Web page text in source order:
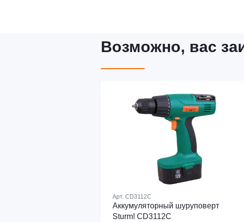
Возможно, вас
Арт. CD3112C
Аккумуляторный шуруповерт
Sturm! CD3112C